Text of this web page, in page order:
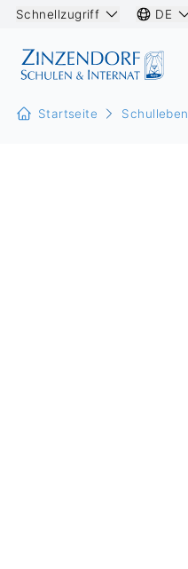
Schnellzugriff DE
Startseite Schulleben